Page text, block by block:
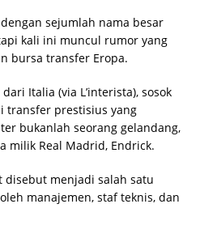
sejumlah nama besar
kali ini muncul rumor yang
bursa transfer Eropa.
Italia (via L’interista), sosok
transfer prestisius yang
bukanlah seorang gelandang,
milik Real Madrid, Endrick.
disebut menjadi salah satu
manajemen, staf teknis, dan